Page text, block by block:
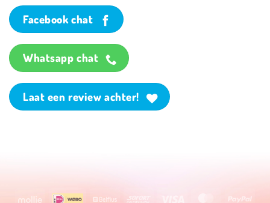
Facebook chat
Whatsapp chat
Laat een review achter!
Mollie Wero Belfius MasterCard